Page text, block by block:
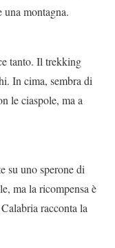
una montagna.
tanto. Il trekking
In cima, sembra di
le ciaspole, ma a
su uno sperone di
ma la ricompensa è
racconta la